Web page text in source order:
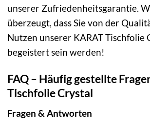
unserer Zufriedenheitsgarantie.
überzeugt, dass Sie von der
Nutzen unserer KARAT Tischfolie
begeistert sein werden!
FAQ – Häufig gestellte
Tischfolie Crystal
Fragen & Antworten